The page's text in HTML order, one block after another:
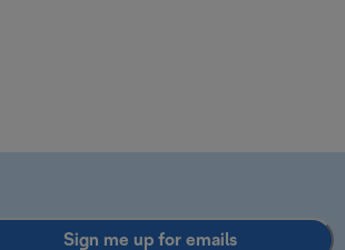
Sign me up for emails